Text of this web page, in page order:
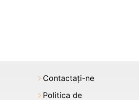
Contactați-ne
Politica de